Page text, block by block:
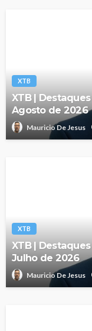
XTB
XTB |
Agosto de 2026
Mauricio De Jesus
XTB
XTB |
Julho de 2026
Mauricio De Jesus